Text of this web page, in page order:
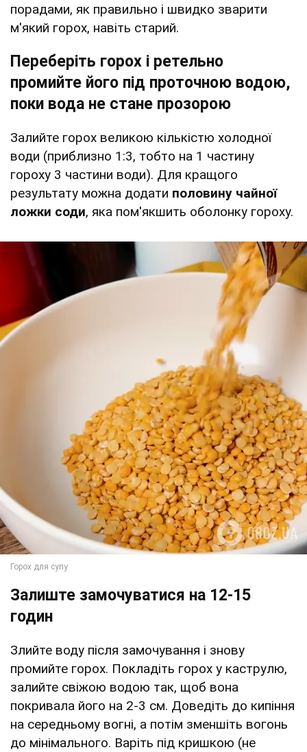
порадами, як правильно і швидко зварити
м'який горох, навіть старий.
Переберіть горох і ретельно
промийте його під проточною водою,
поки вода не стане прозорою
Залийте горох великою кількістю холодної
води (приблизно 1:3, тобто на 1 частину
гороху 3 частини води). Для кращого
результату можна додати половину чайної
ложки соди, яка пом'якшить оболонку гороху.
Залиште замочуватися на 12-15
годин
Злийте воду після замочування і знову
промийте горох. Покладіть горох у каструлю,
залийте свіжою водою так, щоб вона
покривала його на 2-3 см. Доведіть до кипіння
на середньому вогні, а потім зменшіть вогонь
до мінімального. Варіть під кришкою (не